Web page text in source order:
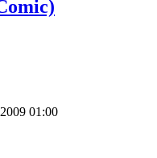
01:00